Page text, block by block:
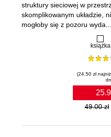
książka
(24.50 zł
49.00 zł
struktury sieciowej w
skomplikowanym układzie,
mogłoby się z pozoru wyda...